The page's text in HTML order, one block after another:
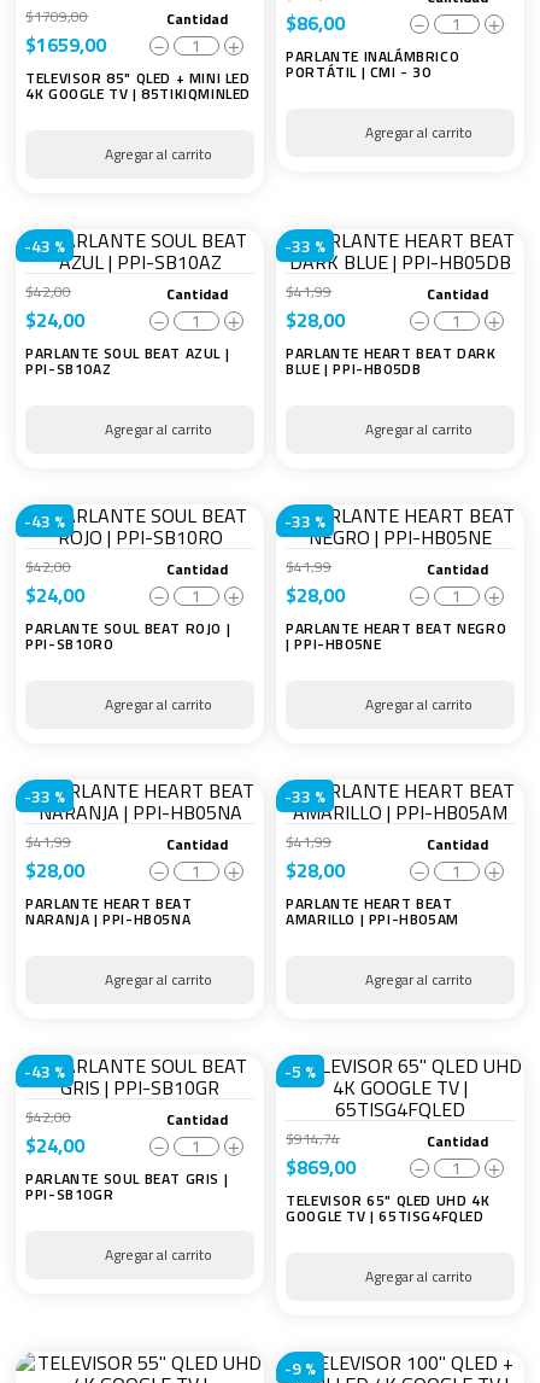
$1709,00
$1659,00
Cantidad
＋
－
TELEVISOR 85" QLED + MINI LED
4K GOOGLE TV | 85TIKIQMINLED
$86,00 ＋
－
PARLANTE INALÁMBRICO
PORTÁTIL | CMI - 30
-43 %
$42,00
$24,00
Cantidad
＋
－
PARLANTE SOUL BEAT AZUL |
PPI-SB10AZ
-33 %
$41,99
$28,00
Cantidad
＋
－
PARLANTE HEART BEAT DARK
BLUE | PPI-HB05DB
-43 %
$42,00
$24,00
Cantidad
＋
－
PARLANTE SOUL BEAT ROJO |
PPI-SB10RO
-33 %
$41,99
$28,00
Cantidad
＋
－
PARLANTE HEART BEAT NEGRO
| PPI-HB05NE
-33 %
$41,99
$28,00
Cantidad
＋
－
PARLANTE HEART BEAT
NARANJA | PPI-HB05NA
-33 %
$41,99
$28,00
Cantidad
＋
－
PARLANTE HEART BEAT
AMARILLO | PPI-HB05AM
-43 %
$42,00
$24,00
Cantidad
＋
－
PARLANTE SOUL BEAT GRIS |
PPI-SB10GR
-5 %
$914,74
$869,00
Cantidad
＋
－
TELEVISOR 65" QLED UHD 4K
GOOGLE TV | 65TISG4FQLED
-9 %